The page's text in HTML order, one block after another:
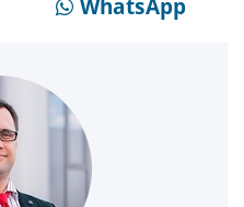
WhatsApp